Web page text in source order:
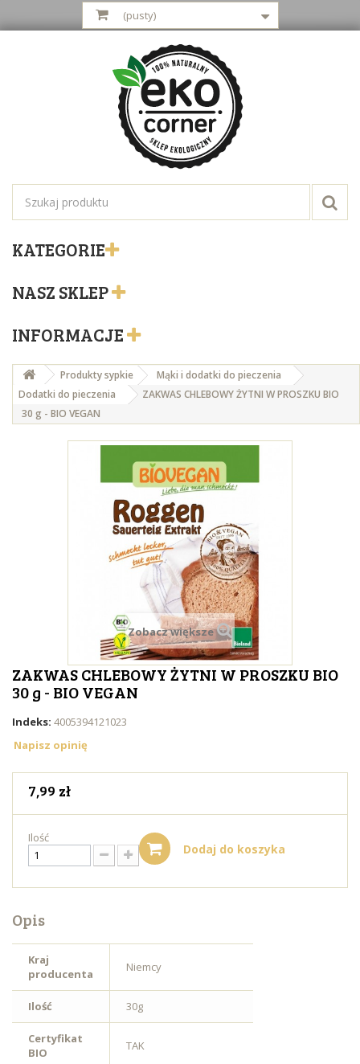
(pusty)
KATEGORIE
NASZ SKLEP
INFORMACJE
Produkty sypkie
Mąki i dodatki do pieczenia
Dodatki do pieczenia
ZAKWAS CHLEBOWY ŻYTNI W PROSZKU BIO
30 g - BIO VEGAN
Zobacz większe
ZAKWAS CHLEBOWY ŻYTNI W PROSZKU BIO
30 g - BIO VEGAN
Indeks: 4005394121023
Napisz opinię
7,99 zł
Ilość
Dodaj do koszyka
Opis
Kraj
producenta
Niemcy
Ilość 30g
Certyfikat
BIO
TAK